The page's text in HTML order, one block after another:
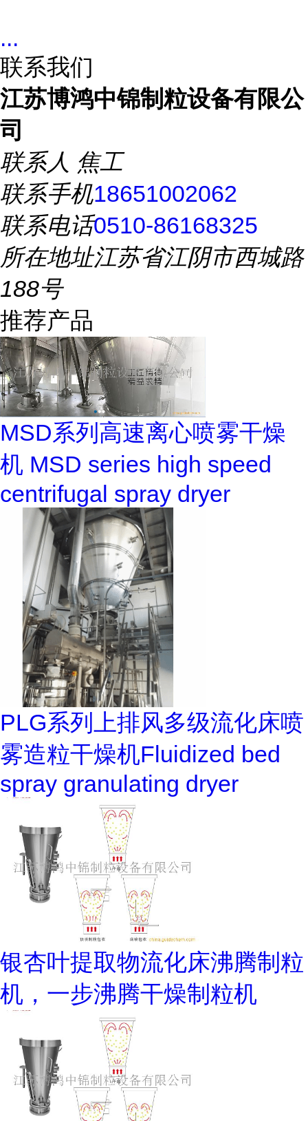
...
联系我们
江苏博鸿中锦制粒设备有限公
司
联系人 焦工
联系手机18651002062
联系电话0510-86168325
所在地址江苏省江阴市西城路
188号
推荐产品
MSD系列高速离心喷雾干燥
机 MSD series high speed
centrifugal spray dryer
PLG系列上排风多级流化床喷
雾造粒干燥机Fluidized bed
spray granulating dryer
银杏叶提取物流化床沸腾制粒
机，一步沸腾干燥制粒机